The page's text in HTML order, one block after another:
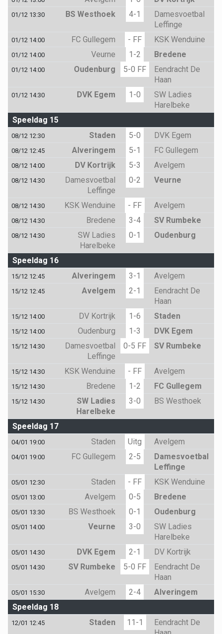
01/12 13:30 BS Westhoek 4-1
Damesvoetbal
Leffinge
01/12 14:00 FC Gullegem - FF KSK Wenduine
01/12 14:00 Veurne 1-2 Bredene
01/12 14:00 Oudenburg 5-0 FF
Eendracht De
Haan
01/12 14:30 DVK Egem 1-0
SW Ladies
Harelbeke
Speeldag 15
08/12 12:30 Staden 5-0 DVK Egem
08/12 12:45 Alveringem 5-1 FC Gullegem
08/12 14:00 DV Kortrijk 5-3 Avelgem
08/12 14:30
Damesvoetbal
Leffinge
0-2 Veurne
08/12 14:30 KSK Wenduine - FF Avelgem
08/12 14:30 Bredene 3-4 SV Rumbeke
08/12 14:30
SW Ladies
Harelbeke
0-1 Oudenburg
Speeldag 16
15/12 12:45 Alveringem 3-1 Avelgem
15/12 12:45 Avelgem 2-1
Eendracht De
Haan
15/12 14:00 DV Kortrijk 1-6 Staden
15/12 14:00 Oudenburg 1-3 DVK Egem
15/12 14:30
Damesvoetbal
Leffinge
0-5 FF SV Rumbeke
15/12 14:30 KSK Wenduine - FF Avelgem
15/12 14:30 Bredene 1-2 FC Gullegem
15/12 14:30
SW Ladies
Harelbeke
3-0 BS Westhoek
Speeldag 17
04/01 19:00 Staden Uitg Avelgem
04/01 19:00 FC Gullegem 2-5
Damesvoetbal
Leffinge
05/01 12:30 Staden - FF KSK Wenduine
05/01 13:00 Avelgem 0-5 Bredene
05/01 13:30 BS Westhoek 0-1 Oudenburg
05/01 14:00 Veurne 3-0
SW Ladies
Harelbeke
05/01 14:30 DVK Egem 2-1 DV Kortrijk
05/01 14:30 SV Rumbeke 5-0 FF
Eendracht De
Haan
05/01 15:30 Avelgem 2-4
Alveringem
Speeldag 18
12/01 12:45 Staden 11-1
Eendracht De